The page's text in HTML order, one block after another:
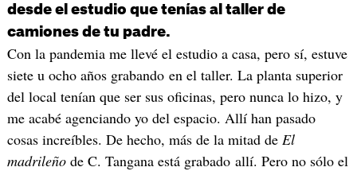
desde el estudio que tenías al taller de
camiones de tu padre.
Con la pandemia me llevé el estudio a casa, pero sí, estuve
siete u ocho años grabando en el taller. La planta superior
del local tenían que ser sus oficinas, pero nunca lo hizo, y
me acabé agenciando yo del espacio. Allí han pasado
cosas increíbles. De hecho, más de la mitad de El
madrileñode C. Tangana está grabado allí. Pero no sólo el